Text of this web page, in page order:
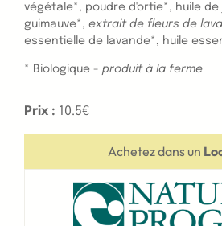
végétale*, poudre d'ortie*, huile
guimauve*, extrait de fleurs de
essentielle de lavande*, huile
* Biologique - produit à la ferme
Prix : 10.5€
Achetez dans un